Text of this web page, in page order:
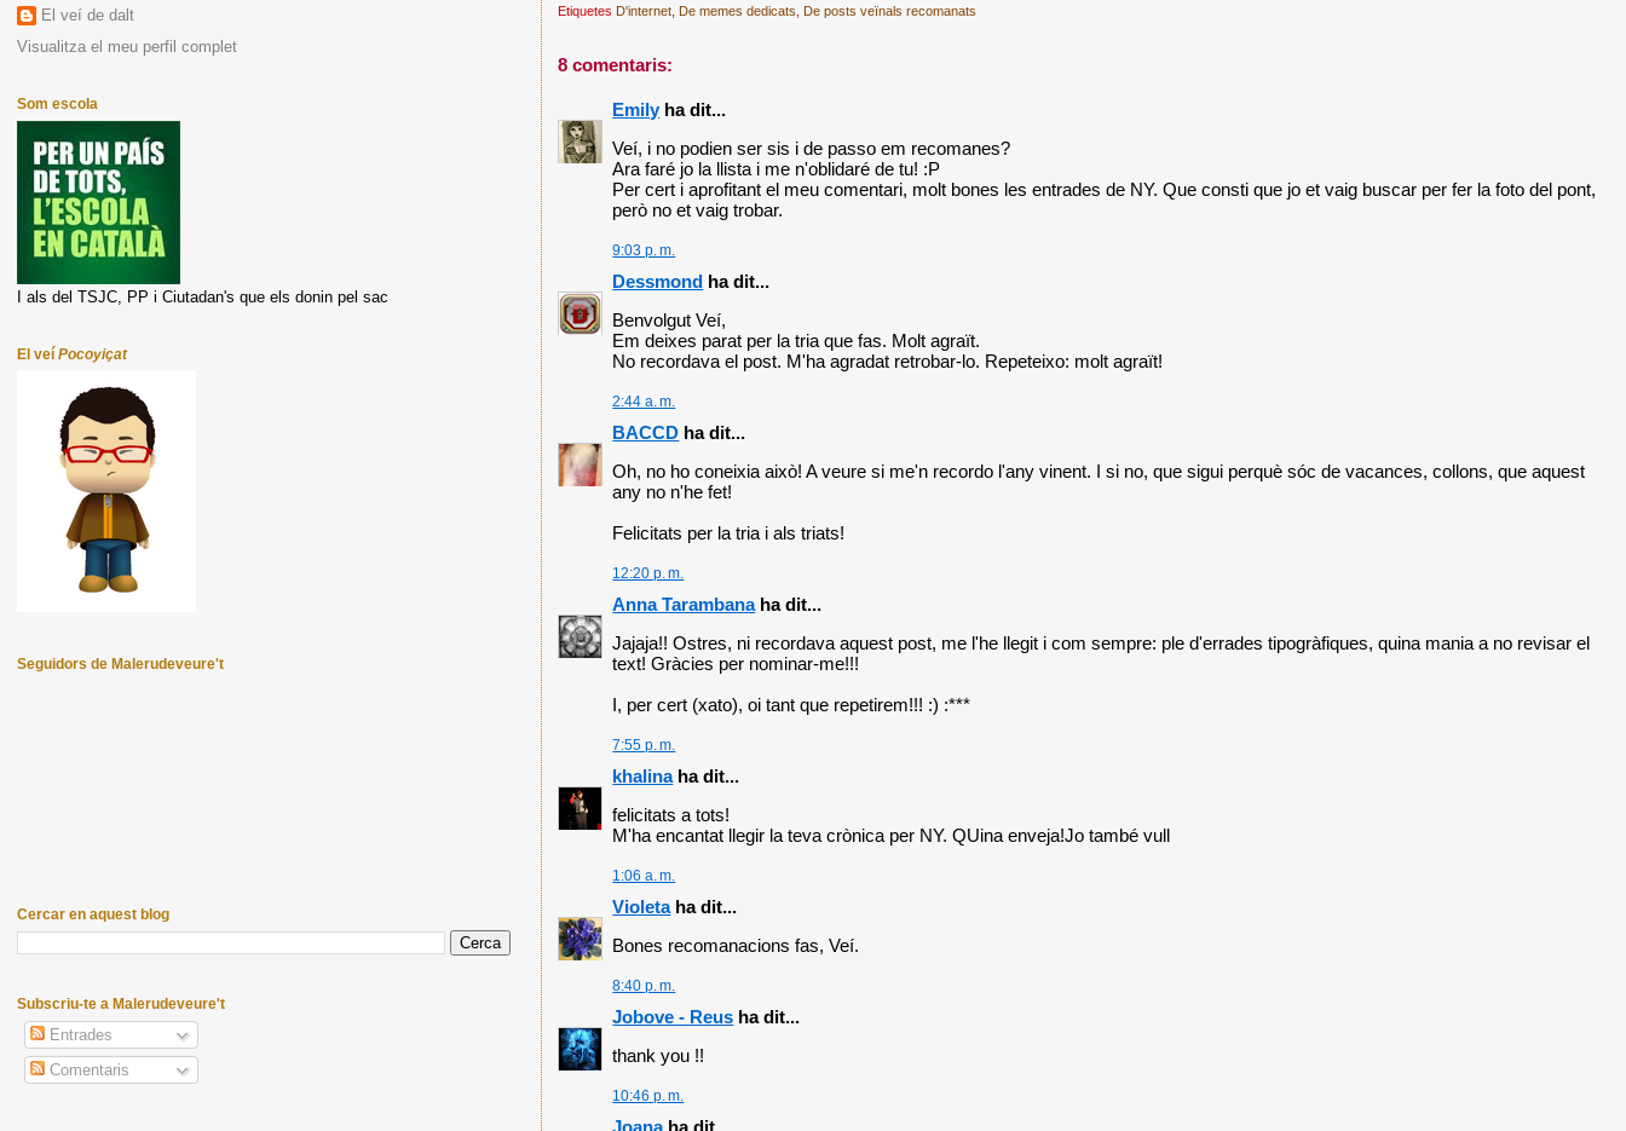
EtiquetesD'internet ,De memes dedicats ,De posts veïnals recomanats
8 comentaris:
Emilyha dit...
Veí, i no podien ser sis i de passo em recomanes?
Ara faré jo la llista i me n'oblidaré de tu! :P
Per cert i aprofitant el meu comentari, molt bones les entrades de NY. Que consti que jo et vaig buscar per fer la foto del pont,
però no et vaig trobar.
9:03 p. m.
Dessmond ha dit...
Benvolgut Veí,
Em deixes parat per la tria que fas. Molt agraït.
No recordava el post. M'ha agradat retrobar-lo. Repeteixo: molt agraït!
2:44 a. m.
BACCD ha dit...
Oh, no ho coneixia això! A veure si me'n recordo l'any vinent. I si no, que sigui perquè sóc de vacances, collons, que aquest
any no n'he fet!
Felicitats per la tria i als triats!
12:20 p. m.
Anna Tarambanaha dit...
Jajaja!! Ostres, ni recordava aquest post, me l'he llegit i com sempre: ple d'errades tipogràfiques, quina mania a no revisar el
text! Gràcies per nominar-me!!!
I, per cert (xato), oi tant que repetirem!!! :) :***
7:55 p. m.
khalinaha dit...
felicitats a tots!
M'ha encantat llegir la teva crònica per NY. QUina enveja!Jo també vull
1:06 a. m.
Violetaha dit...
Bones recomanacions fas, Veí.
8:40 p. m.
Jobove - Reus ha dit...
thank you !!
10:46 p. m.
Joanaha dit...
El veí de dalt
Visualitza el meu perfil complet
Som escola
I als del TSJC, PP i Ciutadan's que els donin pel sac
El veí Pocoyiçat
Seguidors de Malerudeveure't
Cercar en aquest blog
Subscriu-te a Malerudeveure't
Entrades
Comentaris